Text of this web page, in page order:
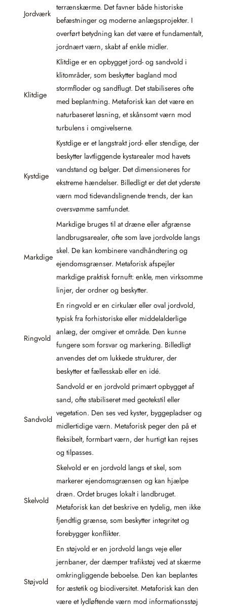
Jordværk
terrænskærme. Det favner både historiske
befæstninger og moderne anlægsprojekter. I
overført betydning kan det være et fundamentalt,
jordnært værn, skabt af enkle midler.
Klitdige
Klitdige er en opbygget jord- og sandvold i
klitområder, som beskytter bagland mod
stormfloder og sandflugt. Det stabiliseres ofte
med beplantning. Metaforisk kan det være en
naturbaseret løsning, et skånsomt værn mod
turbulens i omgivelserne.
Kystdige
Kystdige er et langstrakt jord- eller stendige, der
beskytter lavtliggende kystarealer mod havets
vandstand og bølger. Det dimensioneres for
ekstreme hændelser. Billedligt er det det yderste
værn mod tidevandslignende trends, der kan
oversvømme samfundet.
Markdige
Markdige bruges til at dræne eller afgrænse
landbrugsarealer, ofte som lave jordvolde langs
skel. De kan kombinere vandhåndtering og
ejendomsgrænser. Metaforisk afspejler
markdige praktisk fornuft: enkle, men virksomme
linjer, der ordner og beskytter.
Ringvold
En ringvold er en cirkulær eller oval jordvold,
typisk fra forhistoriske eller middelalderlige
anlæg, der omgiver et område. Den kunne
fungere som forsvar og markering. Billedligt
anvendes det om lukkede strukturer, der
beskytter et fællesskab eller en idé.
Sandvold
Sandvold er en jordvold primært opbygget af
sand, ofte stabiliseret med geotekstil eller
vegetation. Den ses ved kyster, byggepladser og
midlertidige værn. Metaforisk peger den på et
fleksibelt, formbart værn, der hurtigt kan rejses
og tilpasses.
Skelvold
Skelvold er en jordvold langs et skel, som
markerer ejendomsgrænsen og kan hjælpe
dræn. Ordet bruges lokalt i landbruget.
Metaforisk kan det beskrive en tydelig, men ikke
fjendtlig grænse, som beskytter integritet og
forebygger konflikter.
Støjvold
En støjvold er en jordvold langs veje eller
jernbaner, der dæmper trafikstøj ved at skærme
omkringliggende beboelse. Den kan beplantes
for æstetik og biodiversitet. Metaforisk kan den
være et lydløftende værn mod informationsstøj